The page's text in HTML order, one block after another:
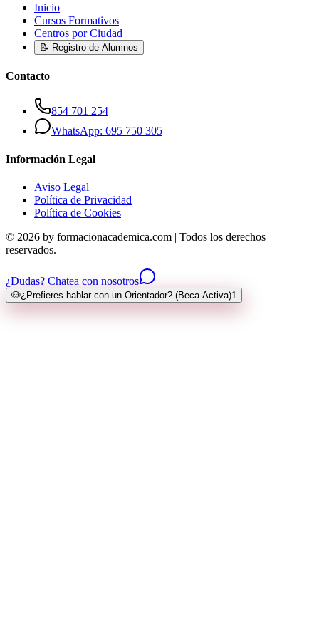
Inicio
Cursos Formativos
Centros por Ciudad
📝 Registro de Alumnos
Contacto
854 701 254
WhatsApp: 695 750 305
Información Legal
Aviso Legal
Política de Privacidad
Política de Cookies
© 2026 by formacionacademica.com | Todos los derechos
reservados.
¿Dudas? Chatea con nosotros
🐶¿Prefieres hablar con un Orientador? (Beca Activa)1